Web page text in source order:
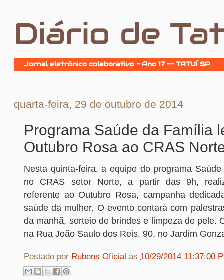
Diário de
Jornal eletrônico colaborativo - Ano 17 -- TATUÍ SP
quarta-feira, 29 de outubro de 2014
Programa Saúde da Família
Outubro Rosa ao CRAS
Nesta quinta-feira, a equipe do programa
no CRAS setor Norte, a partir das 9h,
referente ao Outubro Rosa, campanha
saúde da mulher. O evento contará com
da manhã, sorteio de brindes e limpeza de pele.
na Rua João Saulo dos Reis, 90, no Jardim
Postado por Rubens Oficial às 10/29/2014 11:37:00